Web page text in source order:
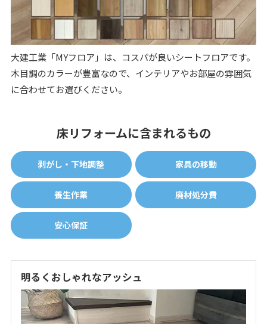
大建工業「MYフロア」は、コスパが良いシートフロアです。
木目調のカラーが豊富なので、インテリアやお部屋の雰囲気
に合わせてお選びください。
床リフォームに含まれるもの
剥がし・下地調整 家具の移動
養生作業 廃材処分費
安心保証
明るくおしゃれなアッシュ